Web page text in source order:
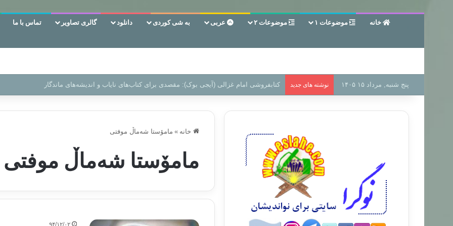
خانه موضوعات ۱ موضوعات ۲ عربی به شی کوردی دانلود گالری تصاویر تماس با ما
پنج شنبه, مرداد ۱۵ ۱۴۰۵ نوشته های جدید سر دفتر فساد در زمین‌، دوری وکناره‌گیری از راه خداست‌!
خانه » مامۆستا شەماڵ موفتی
مامۆستا شەماڵ موفتی
۹۴/۱۲/۰۲